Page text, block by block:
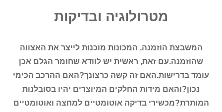
מטרולוגיה ובדיקות
המשבצת הוזמנה, המכונות מוכנות לייצר את האצווה
שהוזמנה.עם זאת, ראשית יש לוודא שחומר הגלם אכן
עומד בדרישות.האם זה קשה כרצונך?האם ההרכב הכימי
נכון?והאם מידות החלקים המיוצרים יהיו בסובלנות
המותרת?מכשירי בדיקה אוטומטיים למחצה ואוטומטיים